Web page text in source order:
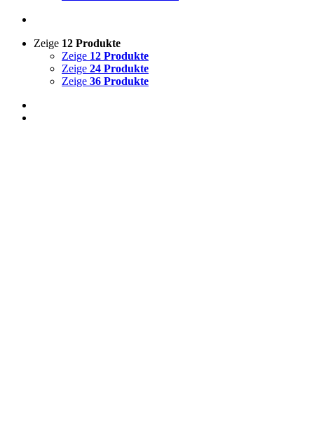
Zeige 12 Produkte
Zeige 12 Produkte
Zeige 24 Produkte
Zeige 36 Produkte